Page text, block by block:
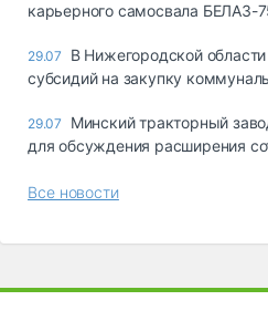
карьерного самосвала БЕЛАЗ-
29.07
В Нижегородской
субсидий на закупку
29.07
Минский тракторный
для обсуждения расширения
Все новости